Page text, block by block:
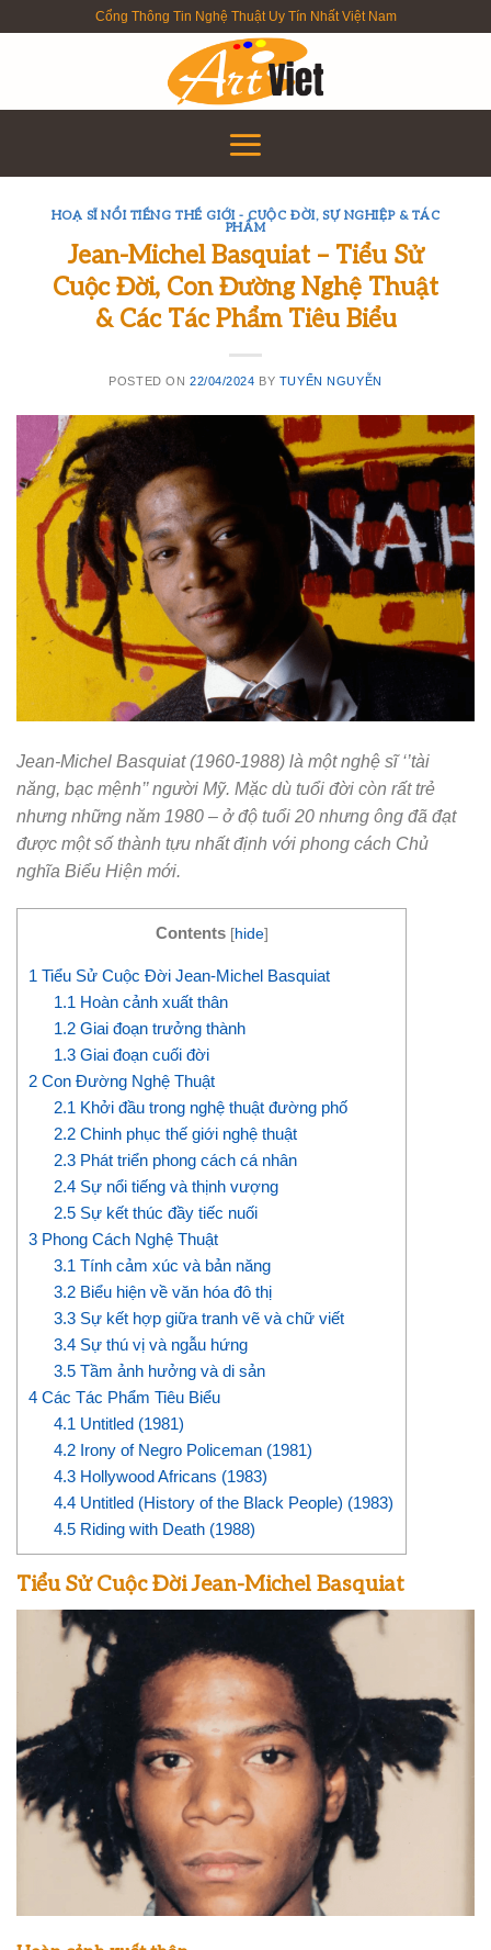
to
Cổng Thông Tin Nghệ Thuật Uy Tín Nhất Việt Nam
HOẠ SĨ NỔI TIẾNG THẾ GIỚI - CUỘC ĐỜI, SỰ NGHIỆP & TÁC
PHẨM
Jean-Michel Basquiat – Tiểu Sử
Cuộc Đời, Con Đường Nghệ Thuật
& Các Tác Phẩm Tiêu Biểu
POSTED ON 22/04/2024 BY TUYỂN NGUYỄN
Jean-Michel Basquiat (1960-1988) là một nghệ sĩ ‘’tài
năng, bạc mệnh’’ người Mỹ. Mặc dù tuổi đời còn rất trẻ
nhưng những năm 1980 – ở độ tuổi 20 nhưng ông đã đạt
được một số thành tựu nhất định với phong cách Chủ
nghĩa Biểu Hiện mới.
Contents [hide]
1 Tiểu Sử Cuộc Đời Jean-Michel Basquiat
1.1 Hoàn cảnh xuất thân
1.2 Giai đoạn trưởng thành
1.3 Giai đoạn cuối đời
2 Con Đường Nghệ Thuật
2.1 Khởi đầu trong nghệ thuật đường phố
2.2 Chinh phục thế giới nghệ thuật
2.3 Phát triển phong cách cá nhân
2.4 Sự nổi tiếng và thịnh vượng
2.5 Sự kết thúc đầy tiếc nuối
3 Phong Cách Nghệ Thuật
3.1 Tính cảm xúc và bản năng
3.2 Biểu hiện về văn hóa đô thị
3.3 Sự kết hợp giữa tranh vẽ và chữ viết
3.4 Sự thú vị và ngẫu hứng
3.5 Tầm ảnh hưởng và di sản
4 Các Tác Phẩm Tiêu Biểu
4.1 Untitled (1981)
4.2 Irony of Negro Policeman (1981)
4.3 Hollywood Africans (1983)
4.4 Untitled (History of the Black People) (1983)
4.5 Riding with Death (1988)
Tiểu Sử Cuộc Đời Jean-Michel Basquiat